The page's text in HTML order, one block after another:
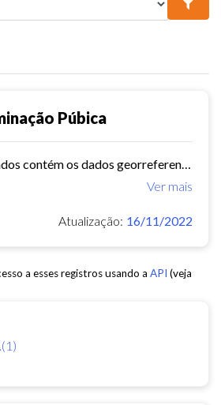
Púbica
Ver mais
Atualização: 16/11/2022
a esses registros usando a API (veja